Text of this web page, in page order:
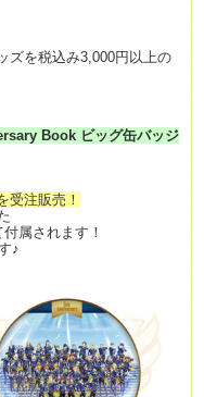
ズを税込み3,000円以上の
Book ビッグ缶バッジ
受注販売！
属されます！
♪